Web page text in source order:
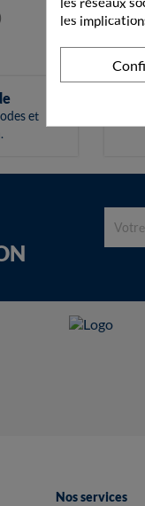
et
Nos services
les